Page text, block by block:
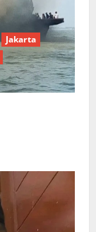
Jakarta